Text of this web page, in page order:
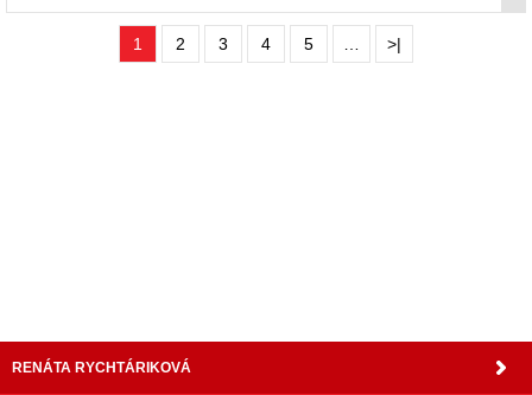
1 2 3 4 5 >|
RENÁTA RYCHTÁRIKOVÁ